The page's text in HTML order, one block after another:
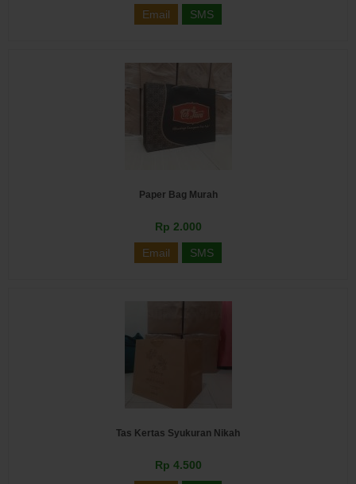
Email SMS
Paper Bag Murah
Rp 2.000
Email SMS
Tas Kertas Syukuran Nikah
Rp 4.500